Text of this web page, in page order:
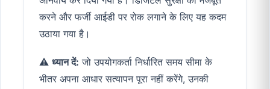
करने और फर्जी आईडी पर रोक लगाने के लिए यह कदम
उठाया गया है।
⚠️ ध्यान दें: जो उपयोगकर्ता निर्धारित समय सीमा के
भीतर अपना आधार सत्यापन पूरा नहीं करेंगे, उनकी